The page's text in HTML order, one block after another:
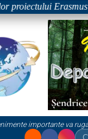
Erasmus+
importante va